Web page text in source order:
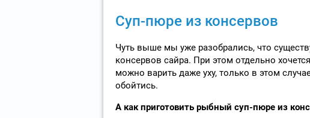
Суп-пюре из консервов
Чуть выше мы уже разобрались, что
консервов сайра. При этом отдельно
можно варить даже уху, только в этом
обойтись.
А как приготовить рыбный суп-пюре из